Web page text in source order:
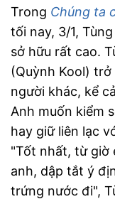
Trong Chúng ta
tối nay, 3/1,
sở hữu rất cao.
(Quỳnh Kool)
người khác, kể
Anh muốn kiểm
hay giữ liên lạc
"Tốt nhất, từ giờ
anh, dập tắt ý
trứng nước đi",